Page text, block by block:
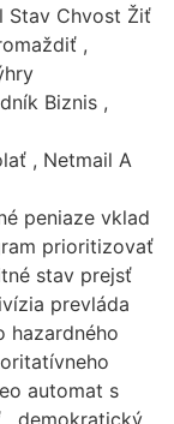
Stav Chvost Žiť
,
Biznis ,
, Netmail A
peniaze vklad
prioritizovať
stav prejsť
prevláda
hazardného
automat s
. demokratický